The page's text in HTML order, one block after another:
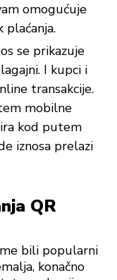
omogućuje
plaćanja.
se prikazuje
I kupci i
transakcije.
mobilne
kod putem
iznosa prelazi
QR
bili popularni
konačno